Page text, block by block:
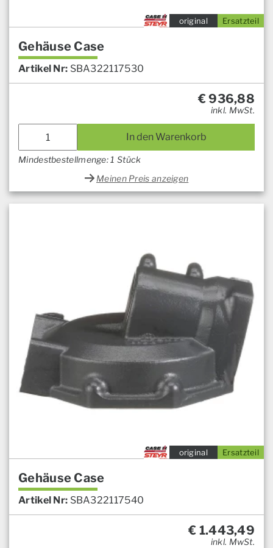
Ersatzteil
original
Gehäuse Case
Artikel Nr: SBA322117530
€936,88
inkl. MwSt.
In den Warenkorb
Mindestbestellmenge: 1 Stück
Meinen Preis anzeigen
Ersatzteil
original
Gehäuse Case
Artikel Nr: SBA322117540
€ 1.443,49
inkl. MwSt.